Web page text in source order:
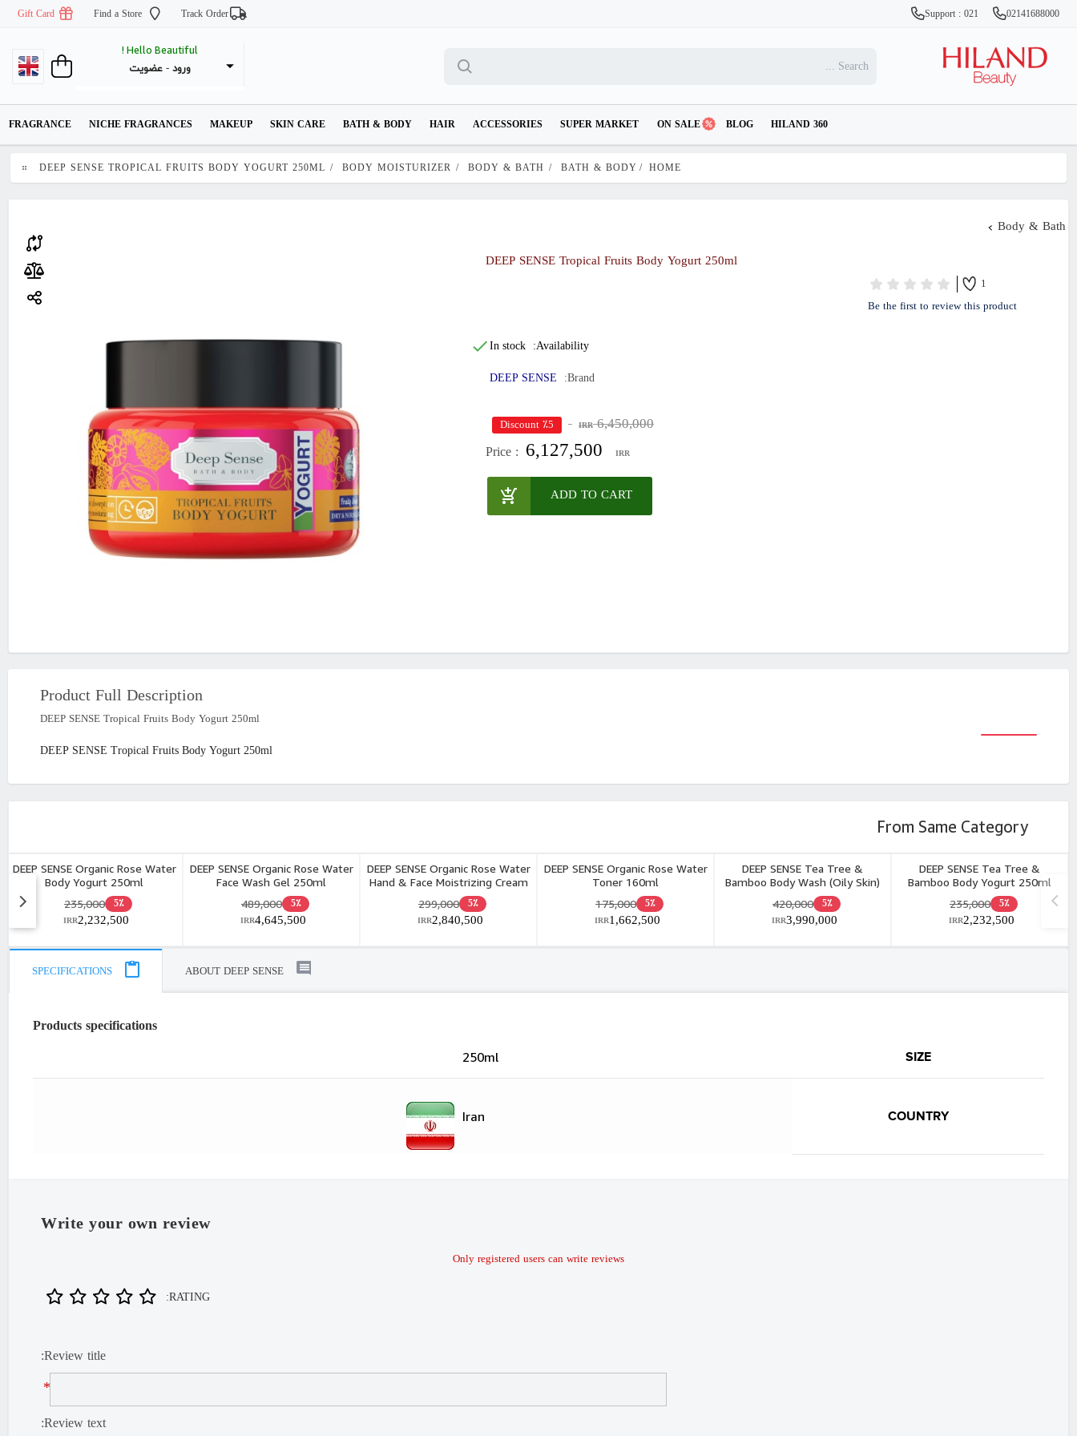
Support : 021 02141688000
Track Order
Find a Store
Gift Card
Hello Beautiful !
ورود - عضویت
FRAGRANCE NICHE FRAGRANCES MAKEUP SKIN CARE BATH & BODY HAIR ACCESSORIES SUPER MARKET ON SALE BLOG HILAND 360
HOME
/
BATH & BODY
/
BODY & BATH
/
BODY MOISTURIZER
/
DEEP SENSE TROPICAL FRUITS BODY YOGURT 250ML
Body & Bath
DEEP SENSE Tropical Fruits Body Yogurt 250ml
1
Be the first to review this product
Availability:
In stock
Brand:
DEEP SENSE
6,450,000
IRR ٪5 Discount
Price : 6,127,500 IRR
ADD TO CART
Product Full Description
DEEP SENSE Tropical Fruits Body Yogurt 250ml
DEEP SENSE Tropical Fruits Body Yogurt 250ml
From Same Category
DEEP SENSE Organic Rose Water
Body Yogurt 250ml
5٪ 235,000
2,232,500
IRR
DEEP SENSE Organic Rose Water
Face Wash Gel 250ml
5٪ 489,000
4,645,500
IRR
DEEP SENSE Organic Rose Water
Hand & Face Moistrizing Cream
60ml
5٪ 299,000
2,840,500
IRR
DEEP SENSE Organic Rose Water
Toner 160ml
5٪ 175,000
1,662,500
IRR
DEEP SENSE Tea Tree &
Bamboo Body Wash (Oily Skin)
400ml
5٪ 420,000
3,990,000
IRR
DEEP SENSE Tea Tree &
Bamboo Body Yogurt 250ml
5٪ 235,000
2,232,500
IRR
SPECIFICATIONS ABOUT DEEP SENSE
Products specifications
SIZE
250ml
COUNTRY
Iran
Write your own review
Only registered users can write reviews
RATING:
Review title:
*
Review text: